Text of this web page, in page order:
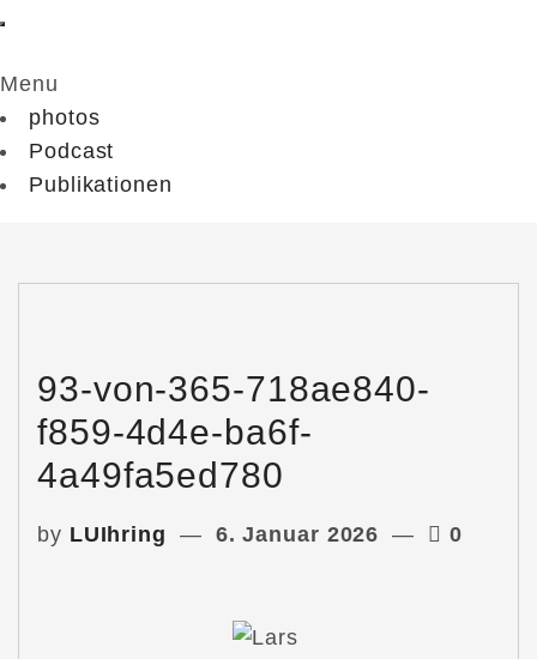
Menu
photos
Podcast
Publikationen
93-von-365-718ae840-
f859-4d4e-ba6f-
4a49fa5ed780
by LUIhring 6. Januar 2026 0